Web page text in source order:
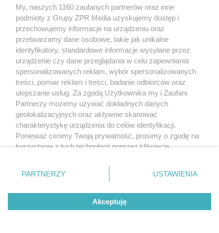
My, naszych 1160 zaufanych partnerów oraz inne
podmioty z Grupy ZPR Media uzyskujemy dostęp i
przechowujemy informacje na urządzeniu oraz
przetwarzamy dane osobowe, takie jak unikalne
identyfikatory, standardowe informacje wysyłane przez
urządzenie czy dane przeglądania w celu zapewniania
spersonalizowanych reklam, wybór spersonalizowanych
treści, pomiar reklam i treści, badanie odbiorców oraz
ulepszanie usług. Za zgodą Użytkownika my i Zaufani
Partnerzy możemy używać dokładnych danych
geolokalizacyjnych oraz aktywnie skanować
charakterystykę urządzenia do celów identyfikacji.
Ponieważ cenimy Twoją prywatność, prosimy o zgodę na
korzystanie z tych technologii poprzez kliknięcie
zmienić/wycofać klikając przycisk ustawień prywatności
znajdujący się w lewym dolnym rogu strony
rodzaje przetwarzania danych nie wymagają zgody
użytkownika, ale masz prawo sprzeciwić się takiemu
przetwarzaniu. Preferencje będą miały zastosowanie tylko
PARTNERZY USTAWIENIA
Akceptuję